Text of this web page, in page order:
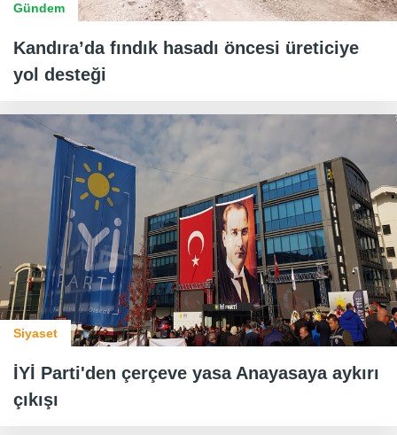
Gündem
Kandıra’da fındık hasadı öncesi üreticiye
yol desteği
Siyaset
İYİ Parti'den çerçeve yasa Anayasaya aykırı
çıkışı